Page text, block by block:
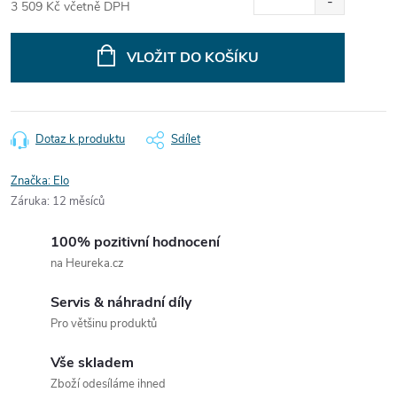
3 509 Kč včetně DPH
VLOŽIT DO KOŠÍKU
Dotaz k produktu Sdílet
Značka: Elo
Záruka: 12 měsíců
100% pozitivní hodnocení
na Heureka.cz
Servis & náhradní díly
Pro většinu produktů
Vše skladem
Zboží odesíláme ihned